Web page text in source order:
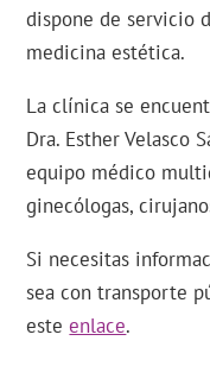
dispone de servicio
medicina estética.
La clínica se
Dra. Esther Velasco
equipo médico
ginecólogas,
Si necesitas
sea con transporte
esteenlace.